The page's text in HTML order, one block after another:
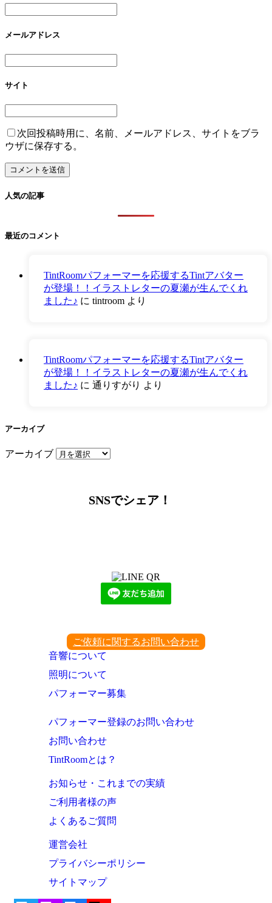
メールアドレス
サイト
次回投稿時用に、名前、メールアドレス、サイトをブラ
ウザに保存する。
人気の記事
最近のコメント
TintRoomパフォーマーを応援するTintアバター
が登場！！イラストレターの夏瀬が生んでくれ
ました♪ に tintroom より
TintRoomパフォーマーを応援するTintアバター
が登場！！イラストレターの夏瀬が生んでくれ
ました♪ に 通りすがり より
アーカイブ
アーカイブ
SNSでシェア！
ご依頼に関するお問い合わせ
音響について
照明について
パフォーマー募集
パフォーマー登録のお問い合わせ
お問い合わせ
TintRoomとは？
お知らせ・これまでの実績
ご利用者様の声
よくあるご質問
運営会社
プライバシーポリシー
サイトマップ